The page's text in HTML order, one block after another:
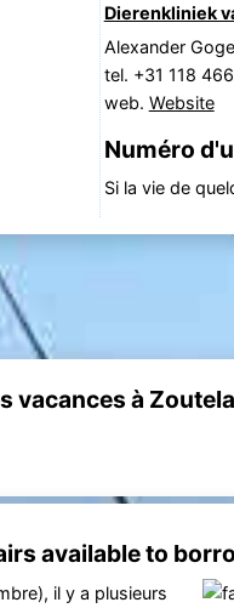
Dierenkliniek
Alexander
tel. +31 118
web. Website
Numéro
Si la vie de
vacances à
available to
il y a plusieurs